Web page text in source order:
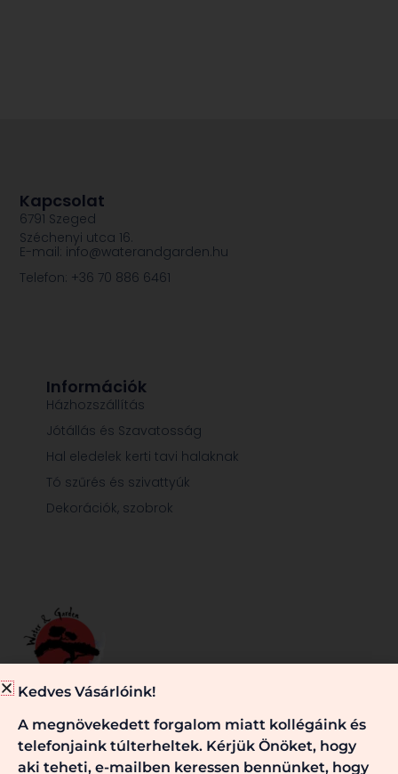
szükséges, nálunk megtalálható. Kérje véleményünket,
szaktanácsainkat! Keressen bennünket!
Információk
Házhozszállítás
Jótállás és Szavatosság
Hal eledelek kerti tavi halaknak
Tó szűrés és szivattyúk
Dekorációk, szobrok
Kapcsolat
6791 Szeged
Széchenyi utca 16.
E-mail: info@waterandgarden.hu
Telefon: +36 70 886 6461
Kedves Vásárlóink!
A megnövekedett forgalom miatt kollégáink és
telefonjaink túlterheltek. Kérjük Önöket, hogy
aki teheti, e-mailben keressen bennünket, hogy